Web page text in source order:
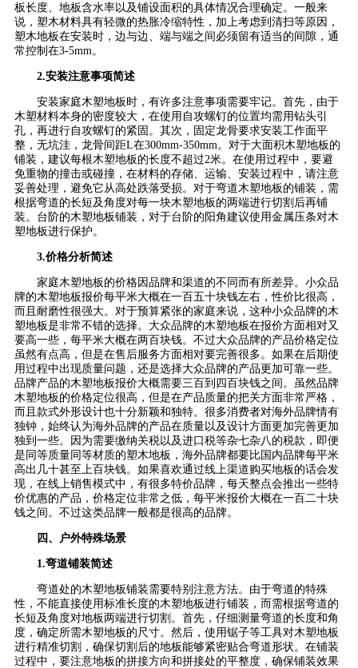
板长度、地板含水率以及铺设面积的具体情况合理确定。一般来
说，塑木材料具有轻微的热胀冷缩特性，加上考虑到清扫等原因，
塑木地板在安装时，边与边、端与端之间必须留有适当的间隙，通
常控制在3-5mm。
2.安装注意事项简述
安装家庭木塑地板时，有许多注意事项需要牢记。首先，由于
木塑材料本身的密度较大，在使用自攻螺钉的位置均需用钻头引
孔，再进行自攻螺钉的紧固。其次，固定龙骨要求安装工作面平
整，无坑洼，龙骨间距L在300mm-350mm。对于大面积木塑地板的
铺装，建议每根木塑地板的长度不超过2米。在使用过程中，要避
免重物的撞击或碰撞，在材料的存储、运输、安装过程中，请注意
妥善处理，避免它从高处跌落受损。对于弯道木塑地板的铺装，需
根据弯道的长短及角度对每一块木塑地板的两端进行切割后再铺
装。台阶的木塑地板铺装，对于台阶的阳角建议使用金属压条对木
塑地板进行保护。
3.价格分析简述
家庭木塑地板的价格因品牌和渠道的不同而有所差异。小众品
牌的木塑地板报价每平米大概在一百五十块钱左右，性价比很高，
而且耐磨性很强大。对于预算紧张的家庭来说，这种小众品牌的木
塑地板是非常不错的选择。大众品牌的木塑地板在报价方面相对又
要高一些，每平米大概在两百块钱。不过大众品牌的产品价格定位
虽然有点高，但是在售后服务方面相对要完善很多。如果在后期使
用过程中出现质量问题，还是选择大众品牌的产品更加可靠一些。
品牌产品的木塑地板报价大概需要三百到四百块钱之间。虽然品牌
木塑地板的价格定位很高，但是在产品质量的把关方面非常严格，
而且款式外形设计也十分新颖和独特。很多消费者对海外品牌情有
独钟，始终认为海外品牌的产品在质量以及设计方面更加完善更加
独到一些。因为需要缴纳关税以及进口税等杂七杂八的税款，即便
是同等质量同等材质的塑木地板，海外品牌都要比国内品牌每平米
高出几十甚至上百块钱。如果喜欢通过线上渠道购买地板的话会发
现，在线上销售模式中，有很多特价品牌，每天整点会推出一些特
价优惠的产品，价格定位非常之低，每平米报价大概在一百二十块
钱之间。不过这类品牌一般都是很高的品牌。
四、户外特殊场景
1.弯道铺装简述
弯道处的木塑地板铺装需要特别注意方法。由于弯道的特殊
性，不能直接使用标准长度的木塑地板进行铺装，而需根据弯道的
长短及角度对地板两端进行切割。首先，仔细测量弯道的长度和角
度，确定所需木塑地板的尺寸。然后，使用锯子等工具对木塑地板
进行精准切割，确保切割后的地板能够紧密贴合弯道形状。在铺装
过程中，要注意地板的拼接方向和拼接处的平整度，确保铺装效果